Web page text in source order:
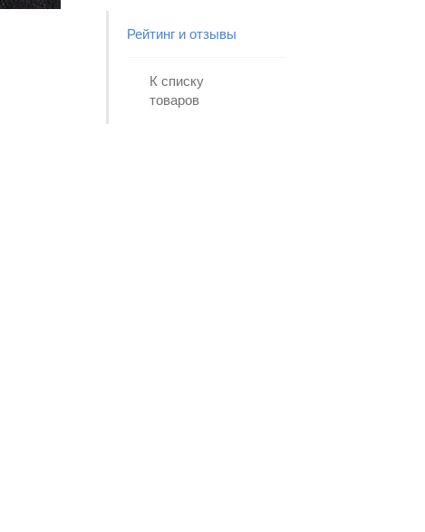
Рейтинг и отзывы
К списку
товаров